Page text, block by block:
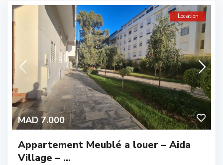
MAD 7.000
Location
Appartement Meublé a louer – Aida
Village – ...